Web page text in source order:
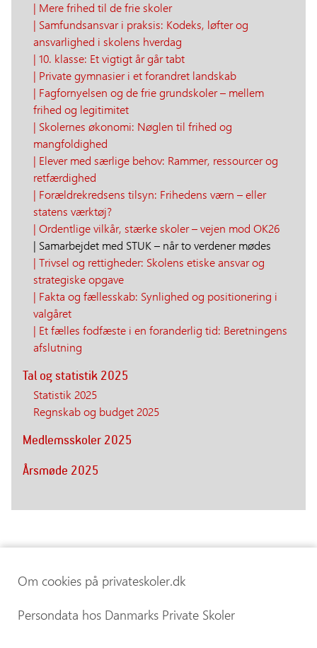
| Mere frihed til de frie skoler
| Samfundsansvar i praksis: Kodeks, løfter og
ansvarlighed i skolens hverdag
| 10. klasse: Et vigtigt år går tabt
| Private gymnasier i et forandret landskab
| Fagfornyelsen og de frie grundskoler – mellem
frihed og legitimitet
| Skolernes økonomi: Nøglen til frihed og
mangfoldighed
| Elever med særlige behov: Rammer, ressourcer og
retfærdighed
| Forældrekredsens tilsyn: Frihedens værn – eller
statens værktøj?
| Ordentlige vilkår, stærke skoler – vejen mod OK26
| Samarbejdet med STUK – når to verdener mødes
| Trivsel og rettigheder: Skolens etiske ansvar og
strategiske opgave
| Fakta og fællesskab: Synlighed og positionering i
valgåret
| Et fælles fodfæste i en foranderlig tid: Beretningens
afslutning
Tal og statistik 2025
Statistik 2025
Regnskab og budget 2025
Medlemsskoler 2025
Årsmøde 2025
Om cookies på privateskoler.dk
Persondata hos Danmarks Private Skoler